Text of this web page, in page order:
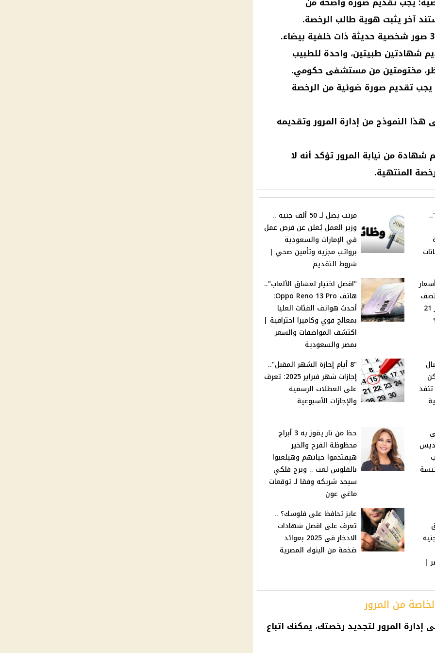
آخر يثبت هوية طالب الرخصة.
شهادتين طبيتين، واحدة للطبيب
مختومتين من مستشفى حكومي.
يجب تقديم صورة ضوئية من الرخصة
على هذا النموذج من إدارة المرور وتقديمه
من نيابة المرور تؤكد أنه لا
المنتهية.
مرتب يصل لـ 50 ألف جنيه ..
وزير العمل يُعلن عن فرص عمل
في الإمارات والسعودية
برواتب مجزية وتأمين صحي |
شروط التقديم
بمنتصف
التعاملات | كم سجل عيار 21
"افضل اختيار لعشاق الألعاب"..
هاتف Oppo Reno 13 Pro:
أحدث هواتف الفئات العليا
بمعالج قوي وكاميرا احترافية |
اكتشف المواصفات والسعر
بمصر والسعودية
"8 أيام إجازة الشهر المقبل"..
إجازات شهر فبراير 2025: تعرف
على العطلات الرسمية
والإجازات الأسبوعية
حظ من نار يفوز به 3 أبراج
محظوظة الفرح والخير
هيقتحموا حياتهم وهيلعبوا
بالفلوس لعب .. وبرج فلكي
سيجد شريكه وفقا لـ توقعات
ماغي عون
|
عايز تحافظ على فلوسك؟ ..
تعرف على افضل شهادات
الادخار في 2025 بعوائد
ضخمة من البنوك المصرية
من المرور
المرور لتجديد رخصتك، يمكنك اتباع